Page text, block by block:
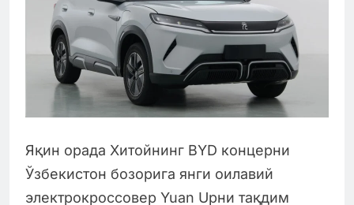
Яқин орада Хитойнинг BYD концерни
Ўзбекистон бозорига янги оилавий
электрокроссовер Yuan Upни тақдим